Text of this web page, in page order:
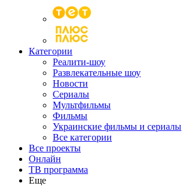
Категории
Реалити-шоу
Развлекательные шоу
Новости
Сериалы
Мультфильмы
Фильмы
Украинские фильмы и сериалы
Все категории
Все проекты
Онлайн
ТВ программа
Еще